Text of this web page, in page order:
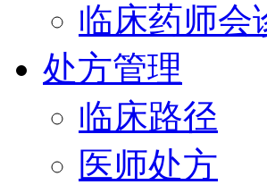
临床药师会
处方管理
临床路径
医师处方